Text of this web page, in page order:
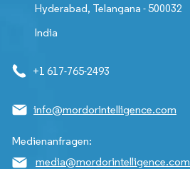
Hyderabad, Telangana - 500032
India
+1 617-765-2493
info@mordorintelligence.com
Medienanfragen:
media@mordorintelligence.com